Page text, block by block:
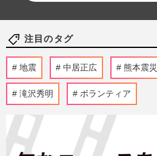
注目のタグ
地震 中居正広 熊本震災
滝沢秀明 ボランティア